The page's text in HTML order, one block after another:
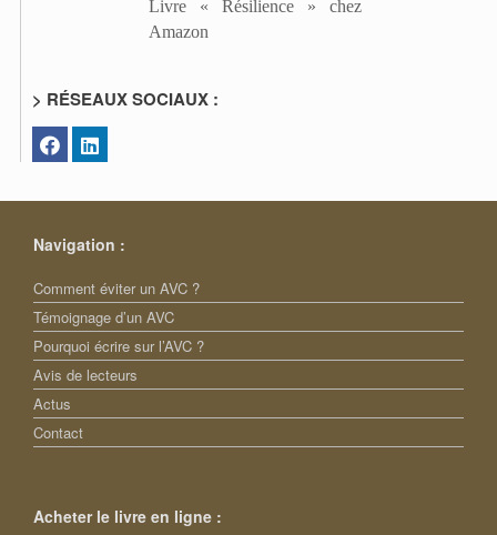
Livre « Résilience » chez
Amazon
> RÉSEAUX SOCIAUX :
Navigation :
Comment éviter un AVC ?
Témoignage d’un AVC
Pourquoi écrire sur l’AVC ?
Avis de lecteurs
Actus
Contact
Acheter le livre en ligne :